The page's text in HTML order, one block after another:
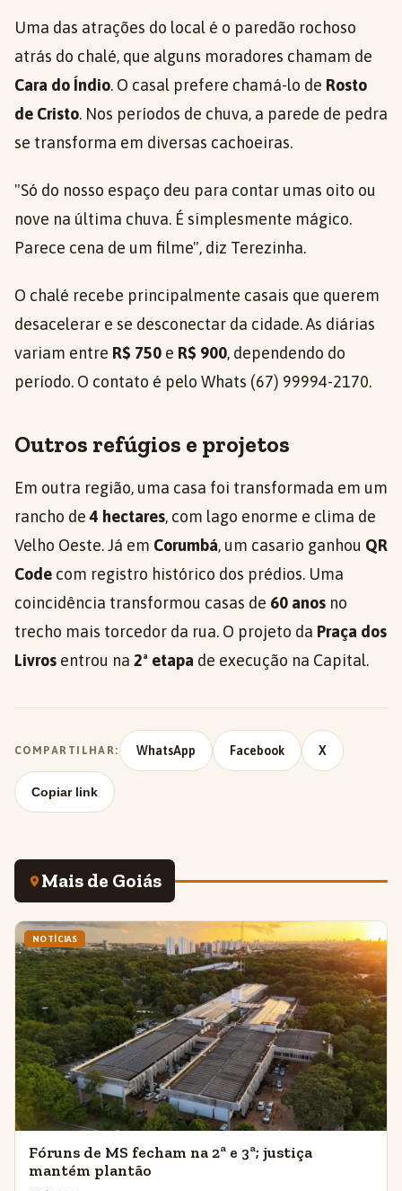
Uma das atrações do local é o paredão rochoso
atrás do chalé, que alguns moradores chamam de
Cara do Índio. O casal prefere chamá-lo de Rosto
de Cristo. Nos períodos de chuva, a parede de pedra
se transforma em diversas cachoeiras.
"Só do nosso espaço deu para contar umas oito ou
nove na última chuva. É simplesmente mágico.
Parece cena de um filme", diz Terezinha.
O chalé recebe principalmente casais que querem
desacelerar e se desconectar da cidade. As diárias
variam entre R$ 750 e R$ 900, dependendo do
período. O contato é pelo Whats (67) 99994-2170.
Outros refúgios e projetos
Em outra região, uma casa foi transformada em um
rancho de4 hectares, com lago enorme e clima de
Velho Oeste. Já em Corumbá, um casario ganhou QR
Code com registro histórico dos prédios. Uma
coincidência transformou casas de 60 anos no
trecho mais torcedor da rua. O projeto da Praça dos
Livros entrou na 2ª etapa de execução na Capital.
COMPARTILHAR: WhatsApp Facebook X
Copiar link
Mais de Goiás
NOTÍCIAS
Fóruns de MS fecham na 2ª e 3ª; justiça
mantém plantão